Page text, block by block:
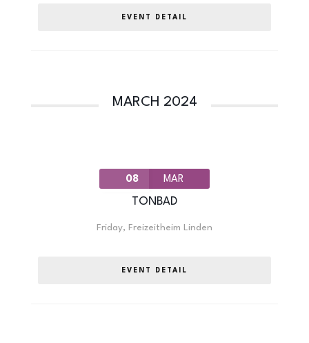
EVENT DETAIL
MARCH 2024
08 MAR
TONBAD
Friday, Freizeitheim Linden
EVENT DETAIL